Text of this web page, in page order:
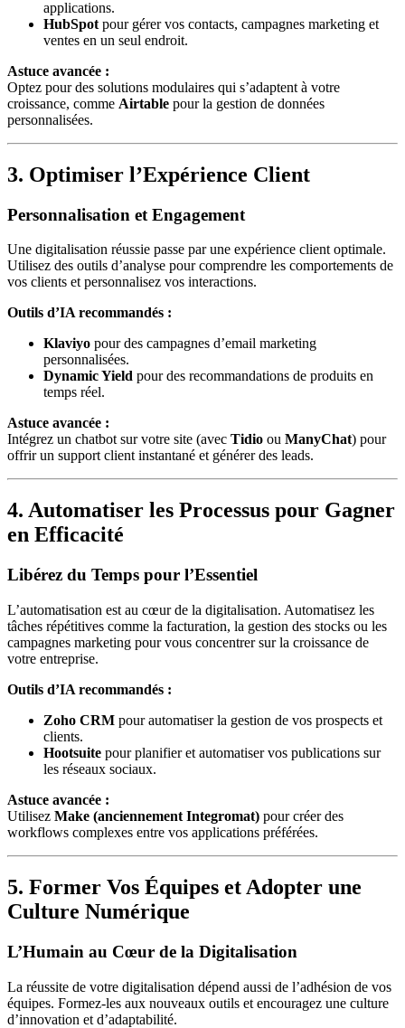
applications.
HubSpot pour gérer vos contacts, campagnes marketing et
ventes en un seul endroit.
Astuce avancée :
Optez pour des solutions modulaires qui s’adaptent à votre
croissance, comme Airtable pour la gestion de données
personnalisées.
3. Optimiser l’Expérience Client
Personnalisation et Engagement
Une digitalisation réussie passe par une expérience client optimale.
Utilisez des outils d’analyse pour comprendre les comportements de
vos clients et personnalisez vos interactions.
Outils d’IA recommandés :
Klaviyo pour des campagnes d’email marketing
personnalisées.
Dynamic Yield pour des recommandations de produits en
temps réel.
Astuce avancée :
Intégrez un chatbot sur votre site (avec Tidio ou ManyChat) pour
offrir un support client instantané et générer des leads.
4. Automatiser les Processus pour Gagner
en Efficacité
Libérez du Temps pour l’Essentiel
L’automatisation est au cœur de la digitalisation. Automatisez les
tâches répétitives comme la facturation, la gestion des stocks ou les
campagnes marketing pour vous concentrer sur la croissance de
votre entreprise.
Outils d’IA recommandés :
Zoho CRM pour automatiser la gestion de vos prospects et
clients.
Hootsuite pour planifier et automatiser vos publications sur
les réseaux sociaux.
Astuce avancée :
Utilisez Make (anciennement Integromat) pour créer des
workflows complexes entre vos applications préférées.
5. Former Vos Équipes et Adopter une
Culture Numérique
L’Humain au Cœur de la Digitalisation
La réussite de votre digitalisation dépend aussi de l’adhésion de vos
équipes. Formez-les aux nouveaux outils et encouragez une culture
d’innovation et d’adaptabilité.